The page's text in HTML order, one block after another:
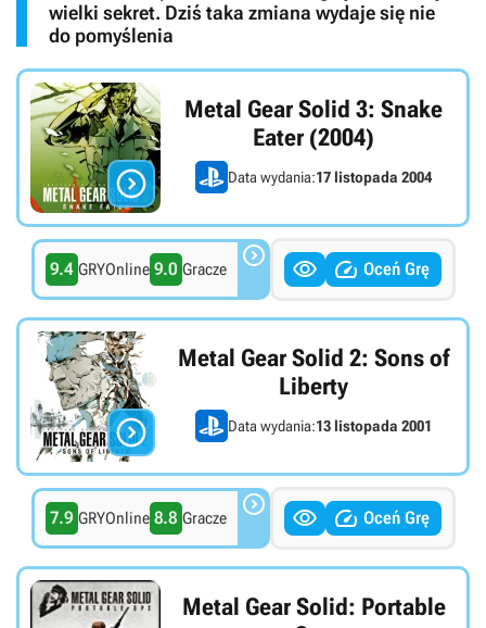
wielki sekret. Dziś taka zmiana wydaje się nie
do pomyślenia

Metal Gear Solid 3: Snake
Eater (2004)
Data wydania:17 listopada 2004
9.4 GRYOnline 9.0 Gracze    Oceń Grę

Metal Gear Solid 2: Sons of
Liberty
Data wydania:13 listopada 2001
7.9 GRYOnline 8.8 Gracze    Oceń Grę
Metal Gear Solid: Portable